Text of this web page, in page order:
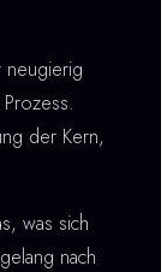
neugierig
der Kern,
was sich
nach